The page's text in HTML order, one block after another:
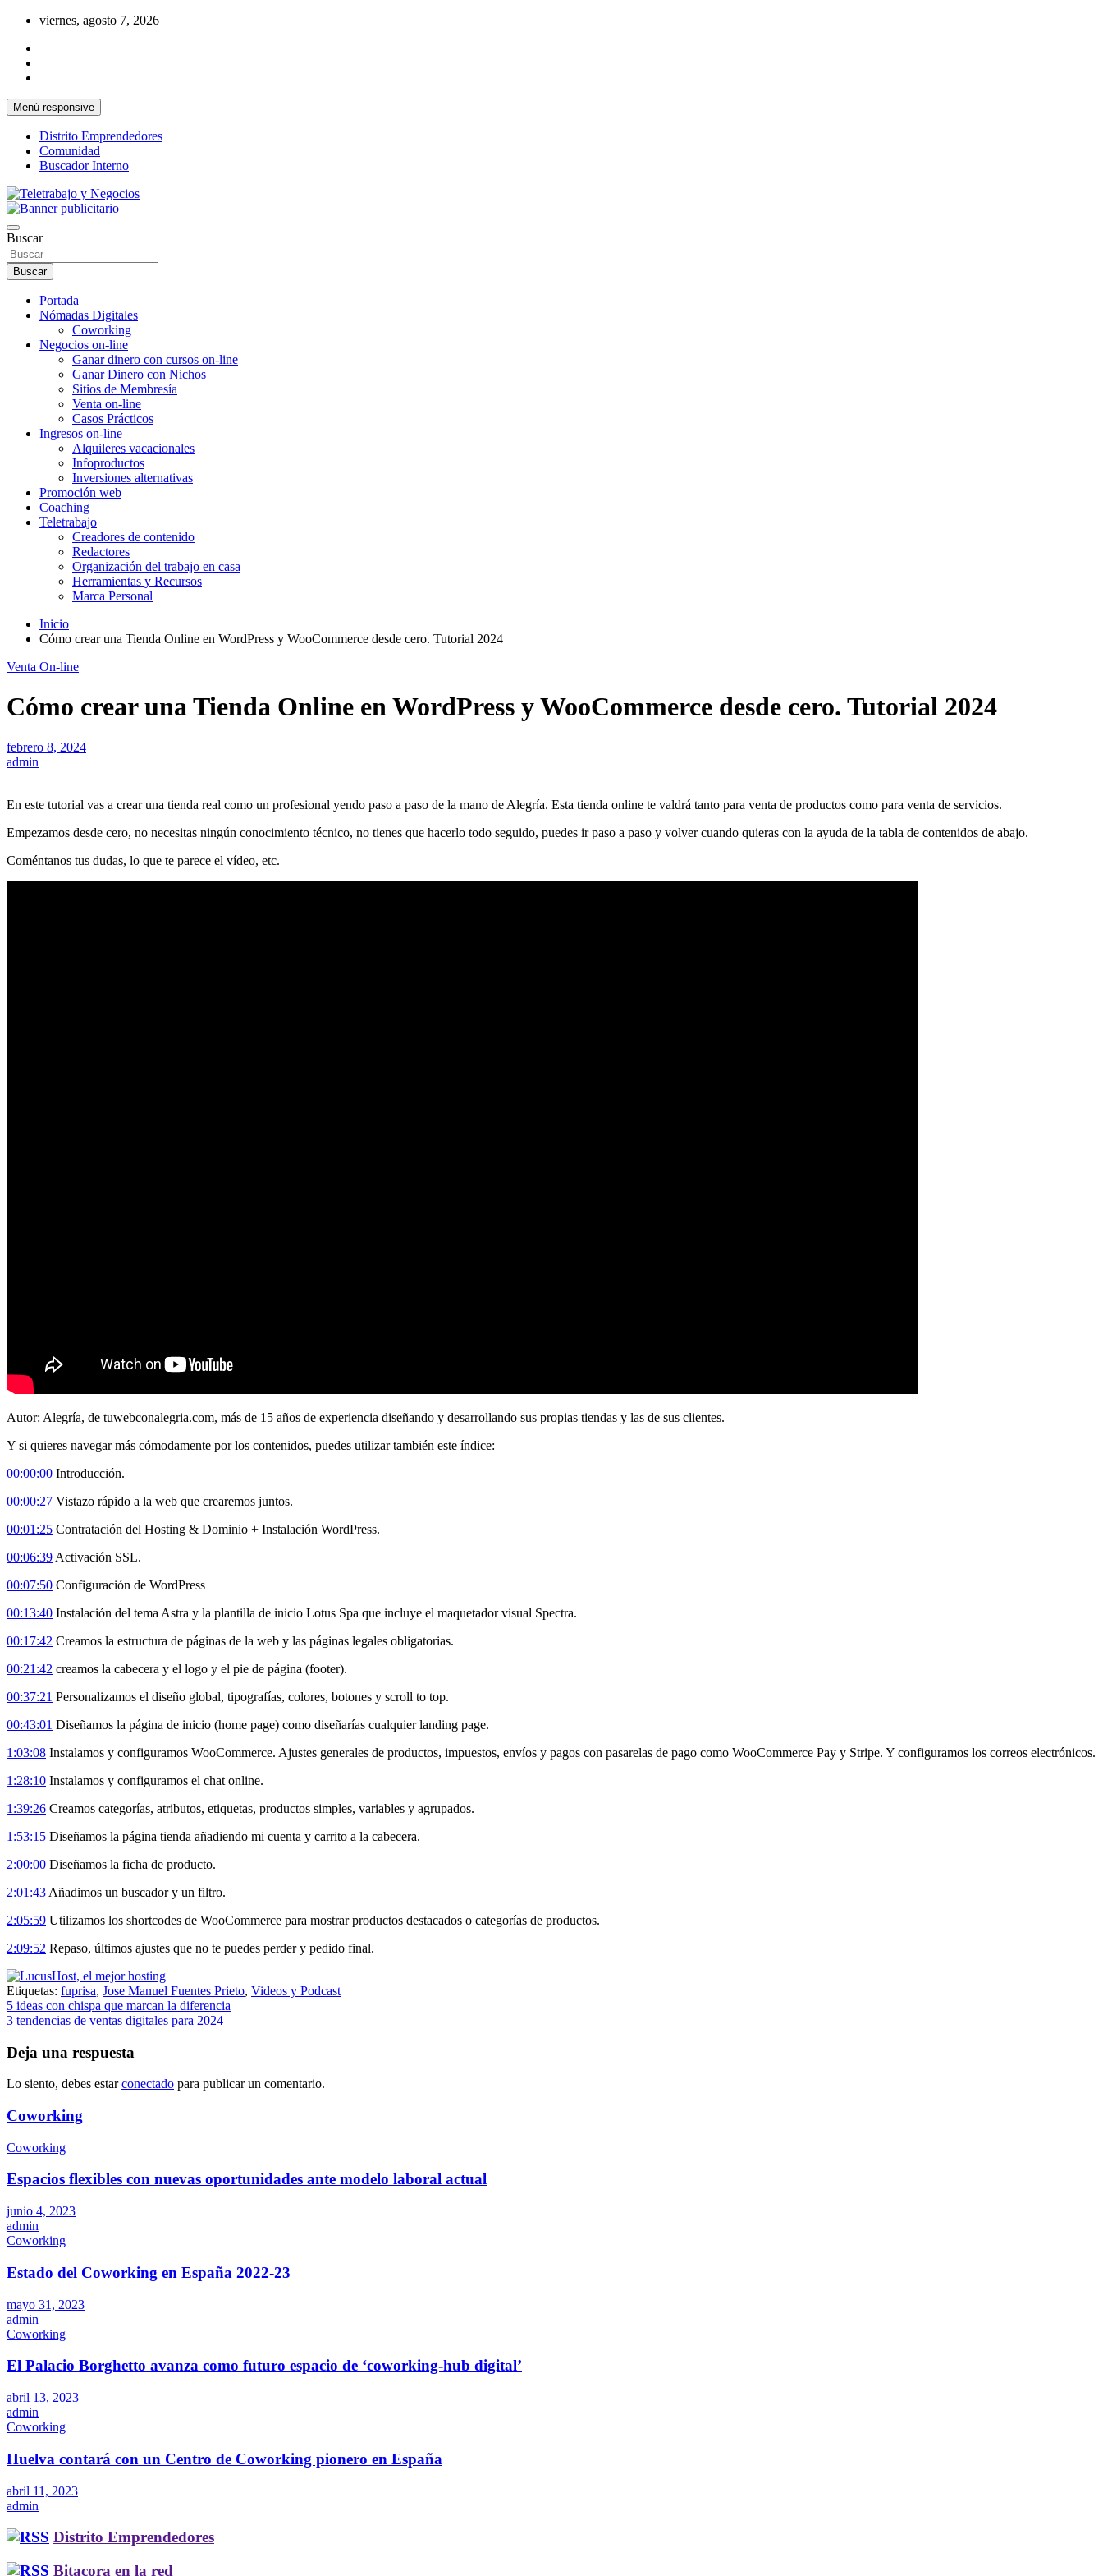
Saltar
contenido
viernes, agosto 7, 2026
Menú responsive
Distrito Emprendedores
Comunidad
Buscador Interno
Teletrabajo y Negocios
Buscar
Buscar
Portada
Nómadas Digitales
Coworking
Negocios on-line
Ganar dinero con cursos on-line
Ganar Dinero con Nichos
Sitios de Membresía
Venta on-line
Casos Prácticos
Ingresos on-line
Alquileres vacacionales
Infoproductos
Inversiones alternativas
Promoción web
Coaching
Teletrabajo
Creadores de contenido
Redactores
Organización del trabajo en casa
Herramientas y Recursos
Marca Personal
Inicio
Cómo crear una Tienda Online en WordPress y WooCommerce desde cero. Tutorial 2024
Venta On-line
Cómo crear una Tienda Online en WordPress y WooCommerce desde cero. Tutorial 2024
febrero 8, 2024
admin
En este tutorial vas a crear una tienda real como un profesional yendo paso a paso de la mano de Alegría. Esta tienda online te valdrá tanto para venta de productos como para venta de servicios.
Empezamos desde cero, no necesitas ningún conocimiento técnico, no tienes que hacerlo todo seguido, puedes ir paso a paso y volver cuando quieras con la ayuda de la tabla de contenidos de abajo.
Coméntanos tus dudas, lo que te parece el vídeo, etc.
Autor: Alegría, de tuwebconalegria.com, más de 15 años de experiencia diseñando y desarrollando sus propias tiendas y las de sus clientes.
Y si quieres navegar más cómodamente por los contenidos, puedes utilizar también este índice:
00:00:00 Introducción.
00:00:27 Vistazo rápido a la web que crearemos juntos.
00:01:25 Contratación del Hosting & Dominio + Instalación WordPress.
00:06:39 Activación SSL.
00:07:50 Configuración de WordPress
00:13:40 Instalación del tema Astra y la plantilla de inicio Lotus Spa que incluye el maquetador visual Spectra.
00:17:42 Creamos la estructura de páginas de la web y las páginas legales obligatorias.
00:21:42 creamos la cabecera y el logo y el pie de página (footer).
00:37:21 Personalizamos el diseño global, tipografías, colores, botones y scroll to top.
00:43:01 Diseñamos la página de inicio (home page) como diseñarías cualquier landing page.
1:03:08 Instalamos y configuramos WooCommerce. Ajustes generales de productos, impuestos, envíos y pagos con pasarelas de pago como WooCommerce Pay y Stripe. Y configuramos los correos electrónicos.
1:28:10 Instalamos y configuramos el chat online.
1:39:26 Creamos categorías, atributos, etiquetas, productos simples, variables y agrupados.
1:53:15 Diseñamos la página tienda añadiendo mi cuenta y carrito a la cabecera.
2:00:00 Diseñamos la ficha de producto.
2:01:43 Añadimos un buscador y un filtro.
2:05:59 Utilizamos los shortcodes de WooCommerce para mostrar productos destacados o categorías de productos.
2:09:52 Repaso, últimos ajustes que no te puedes perder y pedido final.
Etiquetas: fuprisa, Jose Manuel Fuentes Prieto, Videos y Podcast
Navegación
de
entradas
5 ideas con chispa que marcan la diferencia
3 tendencias de ventas digitales para 2024
Deja una respuesta
Lo siento, debes estarconectado para publicar un comentario.
Coworking
Coworking
Espacios flexibles con nuevas oportunidades ante modelo laboral actual
junio 4, 2023
admin
Coworking
Estado del Coworking en España 2022-23
mayo 31, 2023
admin
Coworking
El Palacio Borghetto avanza como futuro espacio de ‘coworking-hub digital’
abril 13, 2023
admin
Coworking
Huelva contará con un Centro de Coworking pionero en España
abril 11, 2023
admin
Distrito Emprendedores
Bitacora en la red